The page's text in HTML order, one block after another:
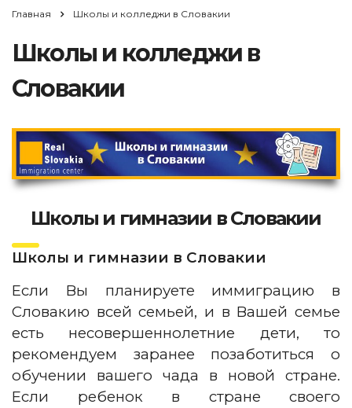
Главная Школы и колледжи в Словакии
Школы и колледжи в
Словакии
Школы и гимназии в Словакии
Школы и гимназии в Словакии
Если Вы планируете иммиграцию в
Словакию всей семьей, и в Вашей семье
есть несовершеннолетние дети, то
рекомендуем заранее позаботиться о
обучении вашего чада в новой стране.
Если ребенок в стране своего